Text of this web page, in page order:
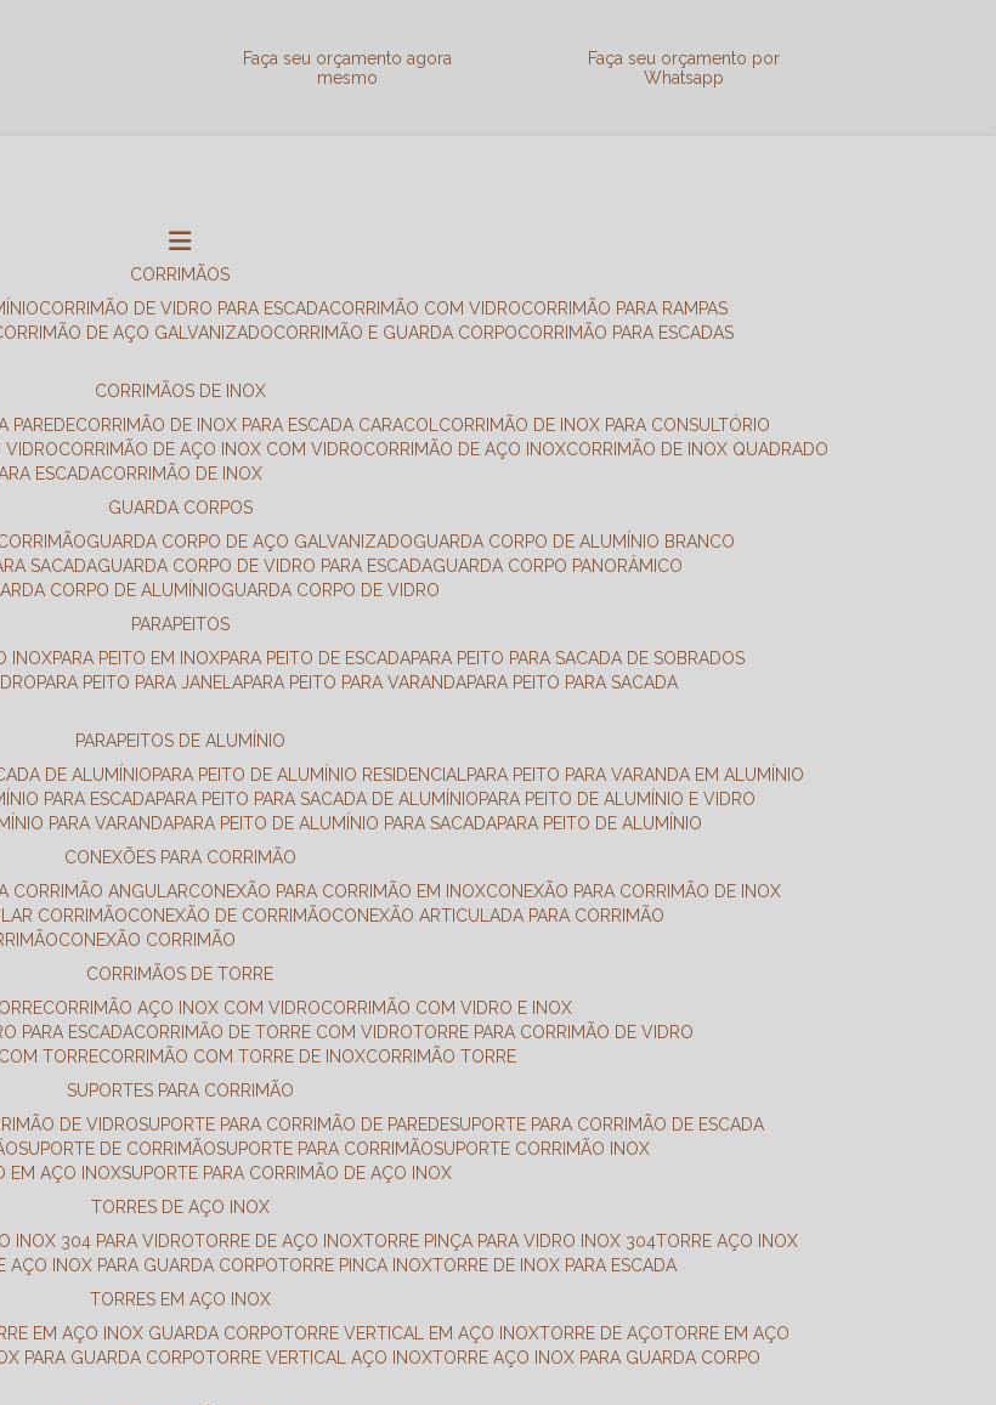
Faça seu orçamento agora
mesmo
Faça seu orçamento por
Whatsapp
CORRIMÃOS
CORRIMÃO DE VIDRO PARA ESCADA CORRIMÃO COM VIDRO
CORRIMÃO PARA RAMPAS
CORRIMÃO DE AÇO GALVANIZADO CORRIMÃO E GUARDA CORPO
CORRIMÃO PARA ESCADAS
CORRIMÃOS DE INOX
PAREDE CORRIMÃO DE INOX PARA ESCADA CARACOL
CORRIMÃO DE INOX PARA CONSULTÓRIO
VIDRO CORRIMÃO DE AÇO INOX COM VIDRO CORRIMÃO DE AÇO INOX
CORRIMÃO DE INOX QUADRADO
ESCADA
CORRIMÃO DE INOX
GUARDA CORPOS
GUARDA CORPO DE AÇO GALVANIZADO
GUARDA CORPO DE ALUMÍNIO BRANCO
SACADA GUARDA CORPO DE VIDRO PARA ESCADA
GUARDA CORPO PANORÂMICO
CORPO DE ALUMÍNIO
GUARDA CORPO DE VIDRO
PARAPEITOS
INOX PARA PEITO EM INOX PARA PEITO DE ESCADA PARA PEITO PARA SACADA DE SOBRADOS
PARA PEITO PARA JANELA PARA PEITO PARA VARANDA PARA PEITO PARA SACADA
PARAPEITOS DE ALUMÍNIO
DE ALUMÍNIO PARA PEITO DE ALUMÍNIO RESIDENCIAL
PARA PEITO PARA VARANDA EM ALUMÍNIO
PARA ESCADA PARA PEITO PARA SACADA DE ALUMÍNIO PARA PEITO DE ALUMÍNIO E VIDRO
PARA VARANDA PARA PEITO DE ALUMÍNIO PARA SACADA PARA PEITO DE ALUMÍNIO
CONEXÕES PARA CORRIMÃO
CORRIMÃO ANGULAR CONEXÃO PARA CORRIMÃO EM INOX
CONEXÃO PARA CORRIMÃO DE INOX
CORRIMÃO CONEXÃO DE CORRIMÃO
CONEXÃO ARTICULADA PARA CORRIMÃO
CONEXÃO CORRIMÃO
CORRIMÃOS DE TORRE
CORRIMÃO AÇO INOX COM VIDRO
CORRIMÃO COM VIDRO E INOX
PARA ESCADA CORRIMÃO DE TORRE COM VIDRO TORRE PARA CORRIMÃO DE VIDRO
TORRE CORRIMÃO COM TORRE DE INOX
CORRIMÃO TORRE
SUPORTES PARA CORRIMÃO
DE VIDRO SUPORTE PARA CORRIMÃO DE PAREDE SUPORTE PARA CORRIMÃO DE ESCADA
SUPORTE DE CORRIMÃO SUPORTE PARA CORRIMÃO
SUPORTE CORRIMÃO INOX
EM AÇO INOX SUPORTE PARA CORRIMÃO DE AÇO INOX
TORRES DE AÇO INOX
INOX 304 PARA VIDRO TORRE DE AÇO INOX TORRE PINÇA PARA VIDRO INOX 304 TORRE AÇO INOX
AÇO INOX PARA GUARDA CORPO TORRE PINCA INOX TORRE DE INOX PARA ESCADA
TORRES EM AÇO INOX
EM AÇO INOX GUARDA CORPO TORRE VERTICAL EM AÇO INOX TORRE DE AÇO TORRE EM AÇO
PARA GUARDA CORPO TORRE VERTICAL AÇO INOX TORRE AÇO INOX PARA GUARDA CORPO